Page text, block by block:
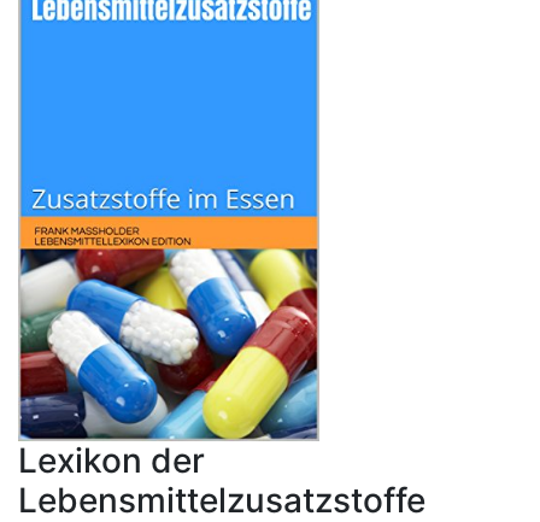
Lexikon der
Lebensmittelzusatzstoffe